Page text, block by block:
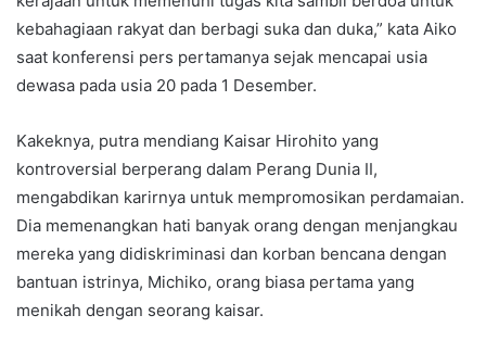
kebahagiaan rakyat dan berbagi suka dan duka,” kata Aiko
saat konferensi pers pertamanya sejak mencapai usia
dewasa pada usia 20 pada 1 Desember.
Kakeknya, putra mendiang Kaisar Hirohito yang
kontroversial berperang dalam Perang Dunia II,
mengabdikan karirnya untuk mempromosikan perdamaian.
Dia memenangkan hati banyak orang dengan menjangkau
mereka yang didiskriminasi dan korban bencana dengan
bantuan istrinya, Michiko, orang biasa pertama yang
menikah dengan seorang kaisar.